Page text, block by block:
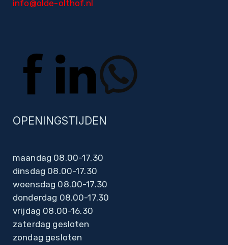
info@olde-olthof.nl
OPENINGSTIJDEN
maandag 08.00-17.30
dinsdag 08.00-17.30
woensdag 08.00-17.30
donderdag 08.00-17.30
vrijdag 08.00-16.30
zaterdag gesloten
zondag gesloten